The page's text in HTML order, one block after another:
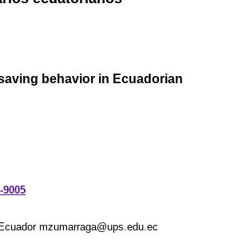
behavior in Ecuadorian
mzumarraga@ups.edu.ec